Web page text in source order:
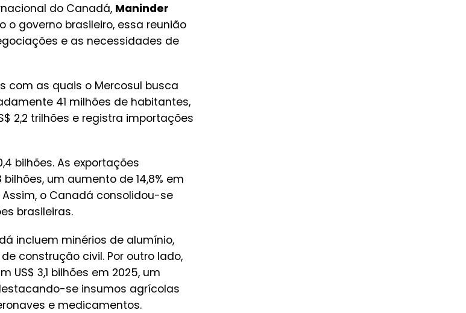
do Canadá, Maninder
o governo brasileiro, essa reunião
e as necessidades de
com as quais o Mercosul busca
41 milhões de habitantes,
2,2 trilhões e registra importações
bilhões. As exportações
um aumento de 14,8% em
o Canadá consolidou-se
brasileiras.
incluem minérios de alumínio,
construção civil. Por outro lado,
3,1 bilhões em 2025, um
se insumos agrícolas
e medicamentos.